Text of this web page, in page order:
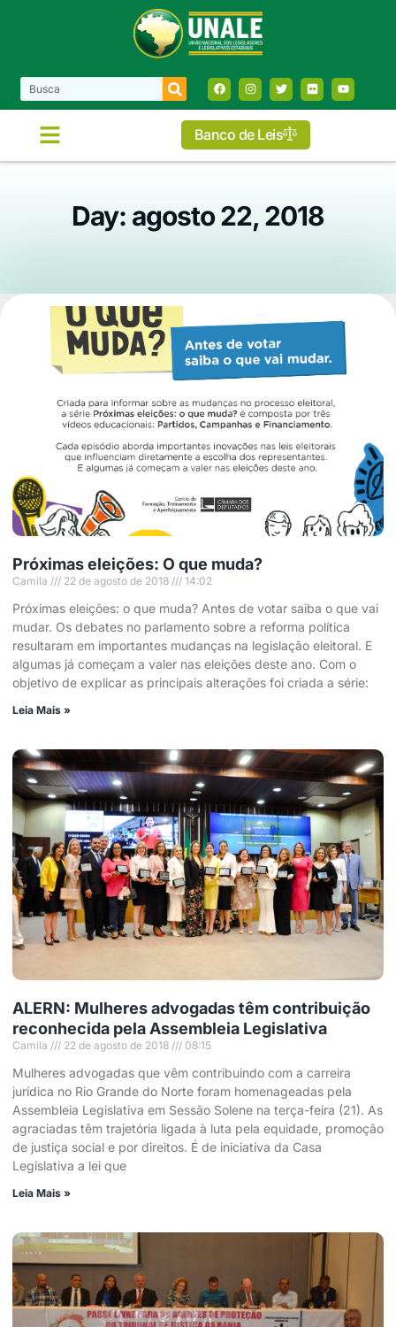
Banco de Leis
Day: agosto 22, 2018
Próximas eleições: O que muda?
Camila 22 de agosto de 2018 14:02
Próximas eleições: o que muda? Antes de votar saiba o que vai
mudar. Os debates no parlamento sobre a reforma política
resultaram em importantes mudanças na legislação eleitoral. E
algumas já começam a valer nas eleições deste ano. Com o
objetivo de explicar as principais alterações foi criada a série:
Leia Mais »
ALERN: Mulheres advogadas têm contribuição
reconhecida pela Assembleia Legislativa
Camila 22 de agosto de 2018 08:15
Mulheres advogadas que vêm contribuindo com a carreira
jurídica no Rio Grande do Norte foram homenageadas pela
Assembleia Legislativa em Sessão Solene na terça-feira (21). As
agraciadas têm trajetória ligada à luta pela equidade, promoção
de justiça social e por direitos. É de iniciativa da Casa
Legislativa a lei que
Leia Mais »